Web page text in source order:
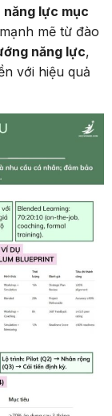
lực mục
mẽ từ đào
năng lực,
với hiệu quả